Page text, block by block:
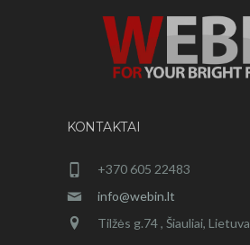
KONTAKTAI
+370 605 22483
info@webin.lt
Tilžės g.74 , Šiauliai, Lietuva